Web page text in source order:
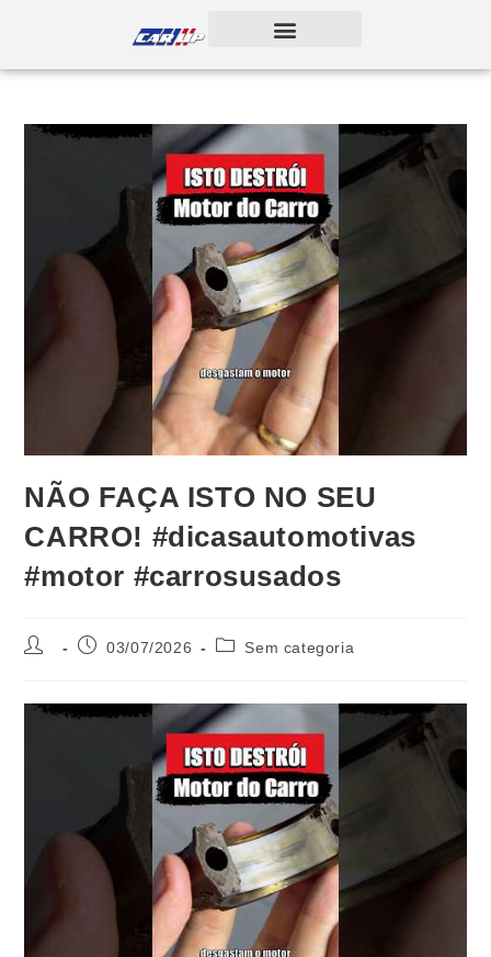
NÃO FAÇA ISTO NO SEU
CARRO! #dicasautomotivas
#motor #carrosusados
03/07/2026 Sem categoria